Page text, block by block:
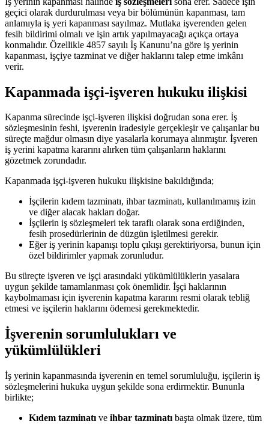
geçici olarak durdurulması veya bir bölümünün kapanması, tam
anlamıyla iş yeri kapanması sayılmaz. Mutlaka işverenden gelen
fesih bildirimi olmalı ve işin artık yapılmayacağı açıkça ortaya
konmalıdır. Özellikle 4857 sayılı İş Kanunu’na göre iş yerinin
kapanması, işçiye tazminat ve diğer haklarını talep etme imkânı
verir.
Kapanmada işçi-işveren hukuku ilişkisi
Kapanma sürecinde işçi-işveren ilişkisi doğrudan sona erer. İş
sözleşmesinin feshi, işverenin iradesiyle gerçekleşir ve çalışanlar bu
süreçte mağdur olmasın diye yasalarla korumaya alınmıştır. İşveren
iş yerini kapatma kararını alırken tüm çalışanların haklarını
gözetmek zorundadır.
Kapanmada işçi-işveren hukuku ilişkisine bakıldığında;
İşçilerin kıdem tazminatı, ihbar tazminatı, kullanılmamış izin
ve diğer alacak hakları doğar.
İşçilerin iş sözleşmeleri tek taraflı olarak sona erdiğinden,
fesih prosedürlerinin de düzgün işletilmesi gerekir.
Eğer iş yerinin kapanışı toplu çıkışı gerektiriyorsa, bunun için
özel bildirimler yapmak zorunludur.
Bu süreçte işveren ve işçi arasındaki yükümlülüklerin yasalara
uygun şekilde tamamlanması çok önemlidir. İşçi haklarının
kaybolmaması için işverenin kapatma kararını resmi olarak tebliğ
etmesi ve işçilerin haklarını ödemesi gerekmektedir.
İşverenin sorumlulukları ve
yükümlülükleri
İş yerinin kapanmasında işverenin en temel sorumluluğu, işçilerin iş
sözleşmelerini hukuka uygun şekilde sona erdirmektir. Bununla
birlikte;
Kıdem tazminatı ve ihbar tazminatı başta olmak üzere, tüm